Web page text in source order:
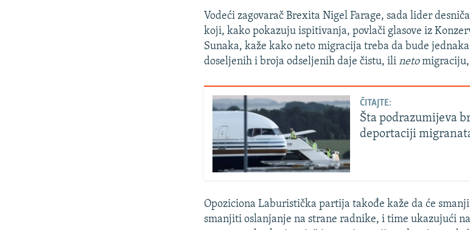
Vodeći zagovarač Brexita Nigel Farage, sada lider
koji, kako pokazuju ispitivanja, povlači glasove iz
Sunaka, kaže kako neto migracija treba da bude
doseljenih i broja odseljenih daje čistu, ilinetomigraciju,
ČITAJTE:
Šta podrazumijeva
deportaciji
Opoziciona Laburistička partija takođe kaže da će
smanjiti oslanjanje na strane radnike, i time ukazujući